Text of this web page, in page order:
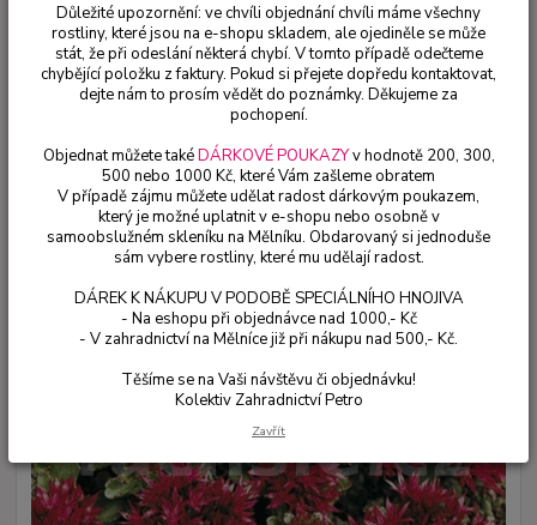
Trvalky
Rozchodník (Sedum Spurium Voodoo) - cena za kus v 3-
kusovém balení
Rozchodník (Sedum Spurium
Voodoo) - cena za kus v 3-
kusovém balení
Důležité upozornění: ve chvíli objednání chvíli máme všechny
rostliny, které jsou na e-shopu skladem, ale ojediněle se může
stát, že při odeslání některá chybí. V tomto případě odečteme
chybějící položku z faktury. Pokud si přejete dopředu kontaktovat,
dejte nám to prosím vědět do poznámky. Děkujeme za
pochopení.
Objednat můžete takéDÁRKOVÉ POUKAZYv hodnotě 200, 300,
500 nebo 1000 Kč, které Vám zašleme obratem
V případě zájmu můžete udělat radost dárkovým poukazem,
který je možné uplatnit v e-shopu nebo osobně v
samoobslužném skleníku na Mělníku. Obdarovaný si jednoduše
sám vybere rostliny, které mu udělají radost.
DÁREK K NÁKUPU V PODOBĚ SPECIÁLNÍHO HNOJIVA
- Na eshopu při objednávce nad 1000,- Kč
- V zahradnictví na Mělníce již při nákupu nad 500,- Kč.
Těšíme se na Vaši návštěvu či objednávku!
Kolektiv Zahradnictví Petro
Zavřít